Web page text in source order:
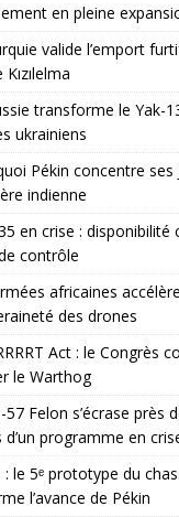
en pleine
valide l’emport
transforme le Yak-
ukrainiens
Pékin concentre ses
indienne
en crise : disponibilité
contrôle
africaines
des drones
Act : le Congrès
le Warthog
57 Felon s’écrase près
d’un programme en
: le 5ᵉ prototype du
l’avance de Pékin